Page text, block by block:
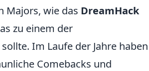
Majors, wie das DreamHack
zu einem der
Im Laufe der Jahre haben
Comebacks und